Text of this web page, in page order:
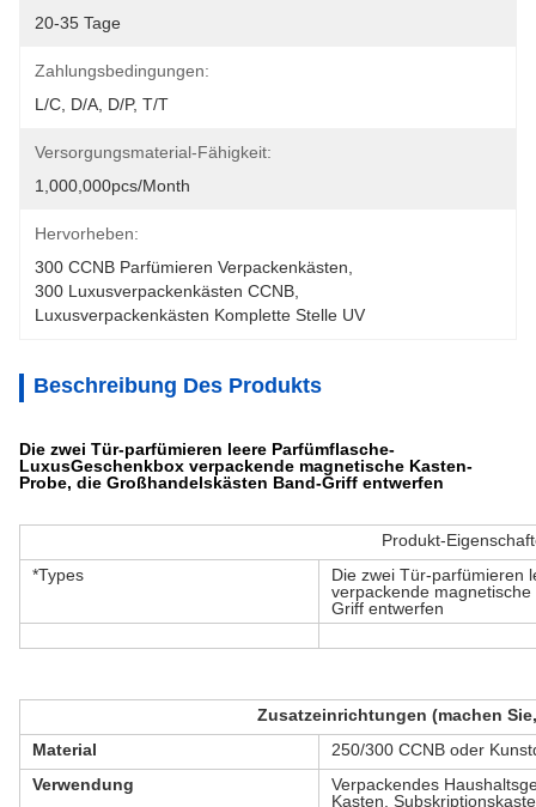
20-35 Tage
Zahlungsbedingungen:
L/C, D/A, D/P, T/T
Versorgungsmaterial-Fähigkeit:
1,000,000pcs/month
Hervorheben:
300 CCNB Parfümieren Verpackenkästen
300 Luxusverpackenkästen CCNB
Luxusverpackenkästen Komplette Stelle UV
Beschreibung Des Produkts
Die zwei Tür-parfümieren leere Parfümflasche-
LuxusGeschenkbox verpackende magnetische Kasten-
Probe, die Großhandelskästen Band-Griff entwerfen
Produkt-
*Types
Die zwei Tür-parfümieren
verpackende
Griff entwerfen
Zusatzeinrichtungen (machen
Material
250/300 CCNB oder
Verwendung
Verpackendes
Kasten,